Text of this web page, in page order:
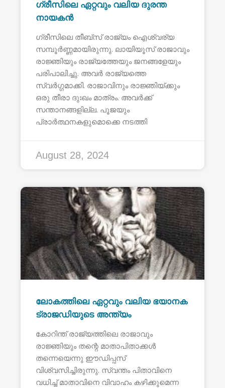
ഗ്രീസിലെ ഏറ്റവും വലിയ ദുരന്ത
നായകൻ
ഗ്രീസിലെ തീബ്സ് രാജ്യം ഐശ്വര്യ
സമ്പൂർണ്ണമായിരുന്നു. ലായിയൂസ് രാജാവും
രാജ്ഞിയും രാജ്യത്തേയും ജനങ്ങളേയും
പരിപാലിച്ചു. അവർ രാജ്യത്തെ
സ്വർഗ്ഗമാക്കി. രാജാവിനും രാജ്ഞിയ്ക്കും
ഒരു തീരാ ദുഃഖം മാത്രം. അവർക്ക്
സന്താനങ്ങളില്ല. പൂജയും
പ്രാർത്ഥനകളുമൊക്കെ നടത്തി
August 28, 2024
ലോകത്തിലെ ഏറ്റവും വലിയ ഭയാനക
ട്രാജഡിയുടെ അന്ത്യം
കോറിന്ത് രാജ്യത്തിലെ രാജാവും
രാജ്ഞിയും തന്റെ മാതാപിതാക്കൾ
തന്നെയെന്നു ഈഡിപ്പസ്
വിശ്വസിച്ചിരുന്നു. സ്വന്തം പിതാവിനെ
വധിച്ച് മാതാവിനെ വിവാഹം കഴിക്കുമെന്ന